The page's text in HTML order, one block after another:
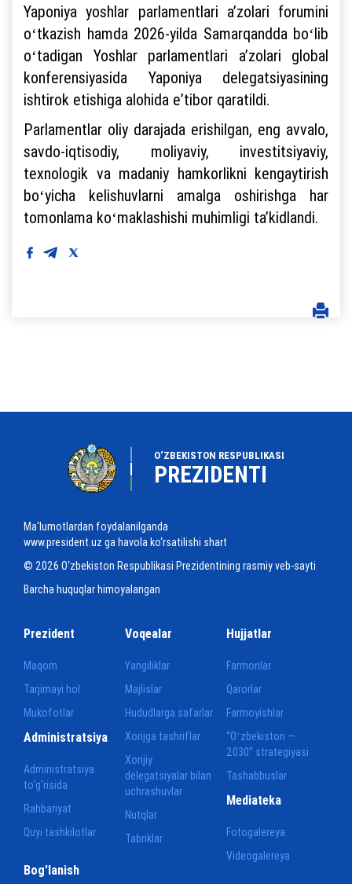
Yaponiya yoshlar parlamentlari aʼzolari forumini
oʻtkazish hamda 2026-yilda Samarqandda boʻlib
oʻtadigan Yoshlar parlamentlari aʼzolari global
konferensiyasida Yaponiya delegatsiyasining
ishtirok etishiga alohida eʼtibor qaratildi.
Parlamentlar oliy darajada erishilgan, eng avvalo,
savdo-iqtisodiy, moliyaviy, investitsiyaviy,
texnologik va madaniy hamkorlikni kengaytirish
boʻyicha kelishuvlarni amalga oshirishga har
tomonlama koʻmaklashishi muhimligi taʼkidlandi.
O‘ZBEKISTON RESPUBLIKASI
PREZIDENTI
Ma'lumotlardan foydalanilganda
www.president.uz ga havola ko‘rsatilishi shart
© 2026 O‘zbekiston Respublikasi Prezidentining rasmiy veb-sayti
Barcha huquqlar himoyalangan
Prezident
Maqom
Tarjimayi hol
Mukofotlar
Voqealar
Yangiliklar
Majlislar
Hududlarga safarlar
Xorijga tashriflar
Xorijiy
delegatsiyalar bilan
uchrashuvlar
Nutqlar
Tabriklar
Hujjatlar
Farmonlar
Qarorlar
Farmoyishlar
“Oʻzbekiston —
2030” strategiyasi
Tashabbuslar
Administratsiya
Administratsiya
to‘g‘risida
Rahbariyat
Quyi tashkilotlar
Mediateka
Fotogalereya
Videogalereya
Bog'lanish